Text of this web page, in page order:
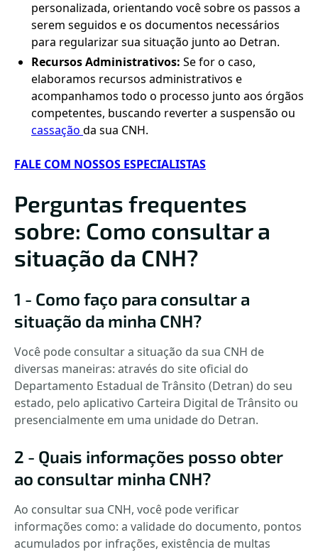
personalizada, orientando você sobre os passos a
serem seguidos e os documentos necessários
para regularizar sua situação junto ao Detran.
Recursos Administrativos: Se for o caso,
elaboramos recursos administrativos e
acompanhamos todo o processo junto aos órgãos
competentes, buscando reverter a suspensão ou
cassação da sua CNH.
FALE COM NOSSOS ESPECIALISTAS
Perguntas frequentes
sobre: Como consultar a
situação da CNH?
1 - Como faço para consultar a
situação da minha CNH?
Você pode consultar a situação da sua CNH de
diversas maneiras: através do site oficial do
Departamento Estadual de Trânsito (Detran) do seu
estado, pelo aplicativo Carteira Digital de Trânsito ou
presencialmente em uma unidade do Detran.
2 - Quais informações posso obter
ao consultar minha CNH?
Ao consultar sua CNH, você pode verificar
informações como: a validade do documento, pontos
acumulados por infrações, existência de multas